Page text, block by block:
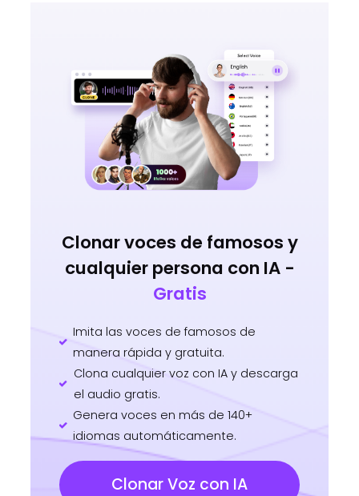
Clonar voces de famosos y
cualquier persona con IA -
Gratis
Imita las voces de famosos de
manera rápida y gratuita.
Clona cualquier voz con IA y descarga
el audio gratis.
Genera voces en más de 140+
idiomas automáticamente.
Clonar Voz con IA